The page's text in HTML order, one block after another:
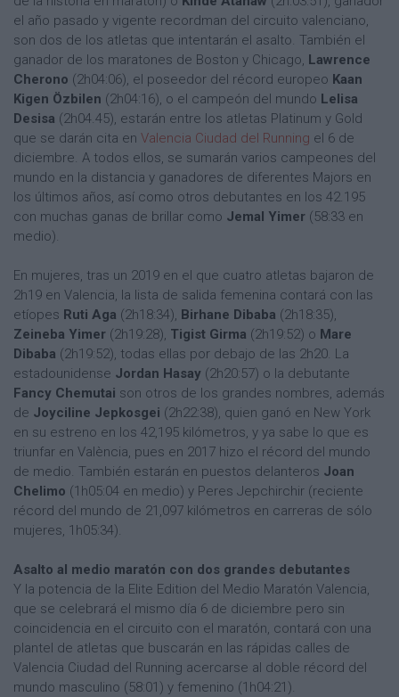
el año pasado y vigente recordman del circuito valenciano,
son dos de los atletas que intentarán el asalto. También el
ganador de los maratones de Boston y Chicago, Lawrence
Cherono (2h04:06), el poseedor del récord europeo Kaan
Kigen Özbilen (2h04:16), o el campeón del mundo Lelisa
Desisa (2h04.45), estarán entre los atletas Platinum y Gold
que se darán cita en Valencia Ciudad del Running el 6 de
diciembre. A todos ellos, se sumarán varios campeones del
mundo en la distancia y ganadores de diferentes Majors en
los últimos años, así como otros debutantes en los 42.195
con muchas ganas de brillar como Jemal Yimer (58:33 en
medio).
En mujeres, tras un 2019 en el que cuatro atletas bajaron de
2h19 en Valencia, la lista de salida femenina contará con las
etíopes Ruti Aga (2h18:34), Birhane Dibaba (2h18:35),
Zeineba Yimer (2h19:28), Tigist Girma (2h19:52) o Mare
Dibaba (2h19:52), todas ellas por debajo de las 2h20. La
estadounidense Jordan Hasay (2h20:57) o la debutante
Fancy Chemutai son otros de los grandes nombres, además
de Joyciline Jepkosgei (2h22:38), quien ganó en New York
en su estreno en los 42,195 kilómetros, y ya sabe lo que es
triunfar en València, pues en 2017 hizo el récord del mundo
de medio. También estarán en puestos delanteros Joan
Chelimo (1h05:04 en medio) y Peres Jepchirchir (reciente
récord del mundo de 21,097 kilómetros en carreras de sólo
mujeres, 1h05:34).
Asalto al medio maratón con dos grandes debutantes
Y la potencia de la Elite Edition del Medio Maratón Valencia,
que se celebrará el mismo día 6 de diciembre pero sin
coincidencia en el circuito con el maratón, contará con una
plantel de atletas que buscarán en las rápidas calles de
Valencia Ciudad del Running acercarse al doble récord del
mundo masculino (58:01) y femenino (1h04:21).